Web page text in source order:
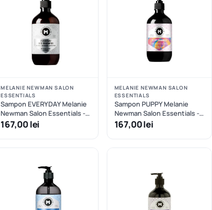
MELANIE NEWMAN SALON
ESSENTIALS
Sampon EVERYDAY Melanie
Newman Salon Essentials -
500 ml
167,00 lei
MELANIE NEWMAN SALON
ESSENTIALS
Sampon PUPPY Melanie
Newman Salon Essentials -
500 ml
167,00 lei